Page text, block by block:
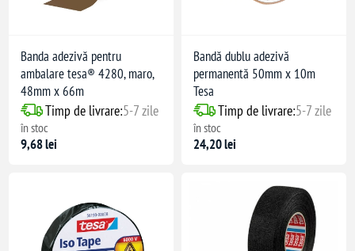
Banda adezivă pentru
ambalare tesa® 4280, maro,
48mm x 66m
Timp de livrare:5-7 zile
în stoc
9,68 lei
Bandă dublu adezivă
permanentă 50mm x 10m
Tesa
Timp de livrare:5-7 zile
în stoc
24,20 lei